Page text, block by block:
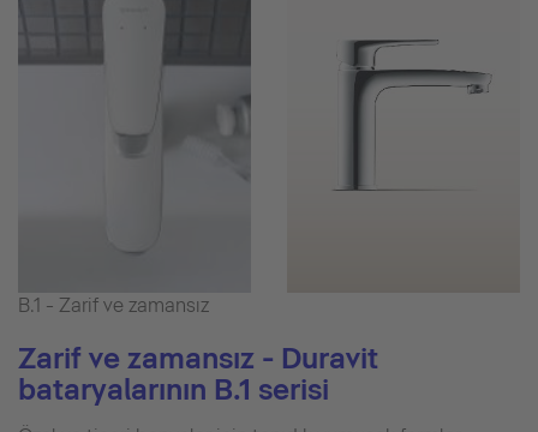
B.1 - Zarif ve zamansız
Zarif ve zamansız - Duravit
bataryalarının B.1 serisi